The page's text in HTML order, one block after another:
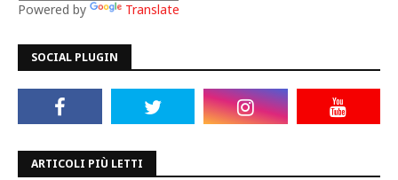
Powered by Translate
SOCIAL PLUGIN
ARTICOLI PIÙ LETTI